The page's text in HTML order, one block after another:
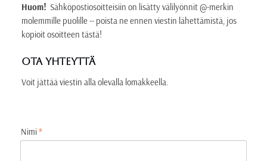
Huom! Sähköpostiosoitteisiin on lisätty välilyönnit @-merkin
molemmille puolille -- poista ne ennen viestin lähettämistä, jos
kopioit osoitteen tästä!
Ota yhteyttä
Voit jättää viestin alla olevalla lomakkeella.
Nimi*